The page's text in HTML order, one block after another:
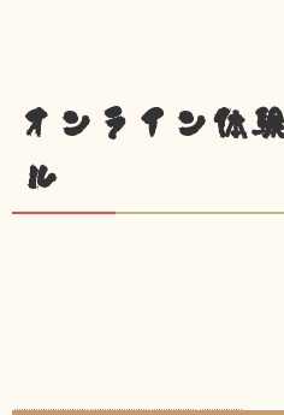
オンライン体
ル